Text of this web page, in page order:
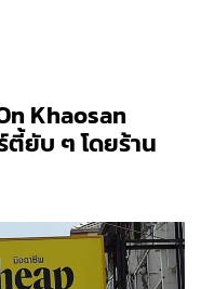
Khaosan
ตี้ยับ ๆ โดยร้าน